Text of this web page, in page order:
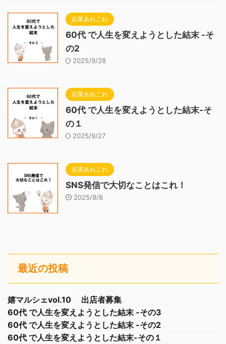
起業あれこれ
60代 で人生を変えようとした結末 -そ
の2
2025/9/28
起業あれこれ
60代 で人生を変えようとした結末-そ
の１
2025/9/27
起業あれこれ
SNS発信で大切なことはこれ！
2025/9/8
最近の投稿
嬉マルシェvol.10 出店者募集
60代 で人生を変えようとした結末 -その3
60代 で人生を変えようとした結末 -その2
60代 で人生を変えようとした結末-その１